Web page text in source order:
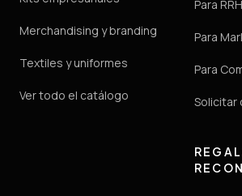
Merchandising y branding
Textiles y uniformes
Ver todo el catálogo
Para
Para
Para
Solicitar